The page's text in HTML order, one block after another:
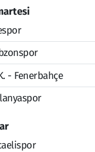
- Fenerbahçe